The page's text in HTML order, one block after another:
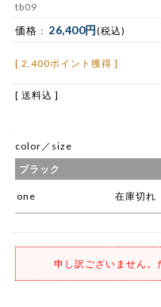
tb09
価格 : 26,400円(税込)
[ 2,400ポイント獲得 ]
[ 送料込 ]
color／size
ブラック
one 在庫切れ
申し訳ございません。